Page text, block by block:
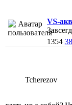
VS-
1354
Tcherezov